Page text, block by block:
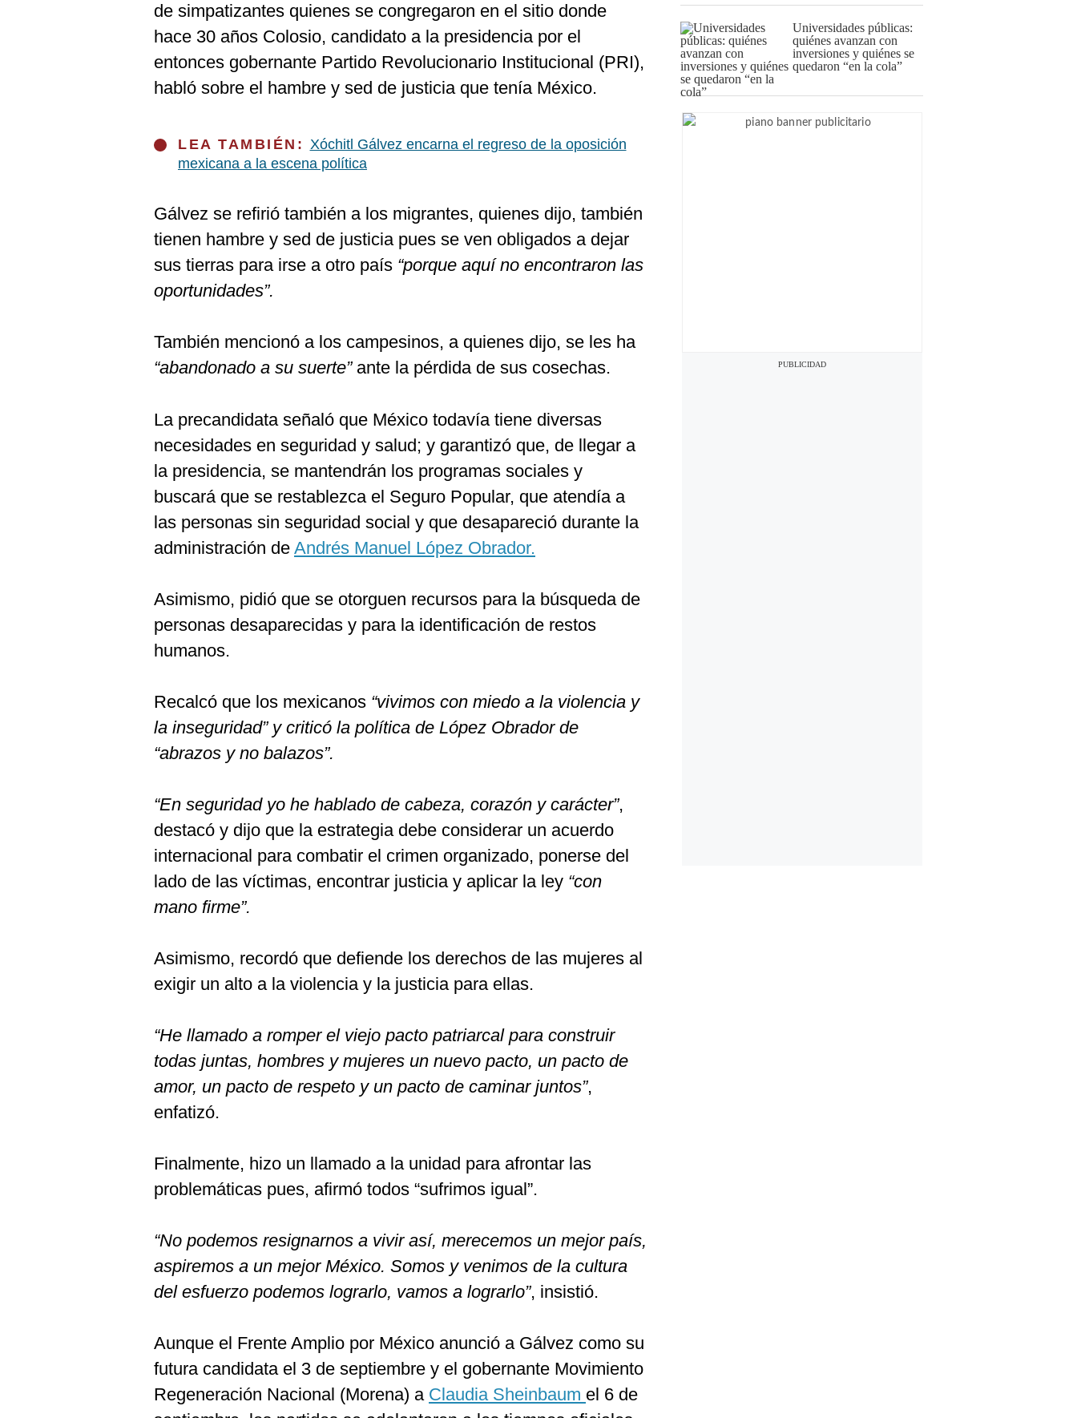
de simpatizantes quienes se congregaron en el sitio donde
hace 30 años Colosio, candidato a la presidencia por el
entonces gobernante Partido Revolucionario Institucional (PRI),
habló sobre el hambre y sed de justicia que tenía México.
LEA TAMBIÉN: Xóchitl Gálvez encarna el regreso de la oposición
mexicana a la escena política
Gálvez se refirió también a los migrantes, quienes dijo, también
tienen hambre y sed de justicia pues se ven obligados a dejar
sus tierras para irse a otro país “porque aquí no encontraron las
oportunidades”.
También mencionó a los campesinos, a quienes dijo, se les ha
“abandonado a su suerte” ante la pérdida de sus cosechas.
La precandidata señaló que México todavía tiene diversas
necesidades en seguridad y salud; y garantizó que, de llegar a
la presidencia, se mantendrán los programas sociales y
buscará que se restablezca el Seguro Popular, que atendía a
las personas sin seguridad social y que desapareció durante la
administración de Andrés Manuel López Obrador.
Asimismo, pidió que se otorguen recursos para la búsqueda de
personas desaparecidas y para la identificación de restos
humanos.
Recalcó que los mexicanos “vivimos con miedo a la violencia y
la inseguridad” y criticó la política de López Obrador de
“abrazos y no balazos”.
“En seguridad yo he hablado de cabeza, corazón y carácter”,
destacó y dijo que la estrategia debe considerar un acuerdo
internacional para combatir el crimen organizado, ponerse del
lado de las víctimas, encontrar justicia y aplicar la ley “con
mano firme”.
Asimismo, recordó que defiende los derechos de las mujeres al
exigir un alto a la violencia y la justicia para ellas.
“He llamado a romper el viejo pacto patriarcal para construir
todas juntas, hombres y mujeres un nuevo pacto, un pacto de
amor, un pacto de respeto y un pacto de caminar juntos”,
enfatizó.
Finalmente, hizo un llamado a la unidad para afrontar las
problemáticas pues, afirmó todos “sufrimos igual”.
“No podemos resignarnos a vivir así, merecemos un mejor país,
aspiremos a un mejor México. Somos y venimos de la cultura
del esfuerzo podemos lograrlo, vamos a lograrlo”, insistió.
Aunque el Frente Amplio por México anunció a Gálvez como su
futura candidata el 3 de septiembre y el gobernante Movimiento
Regeneración Nacional (Morena) a Claudia Sheinbaum el 6 de
Universidades públicas:
quiénes avanzan con
inversiones y quiénes se
quedaron “en la cola”